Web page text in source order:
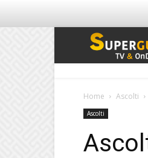
Home Ascolti
Ascolti